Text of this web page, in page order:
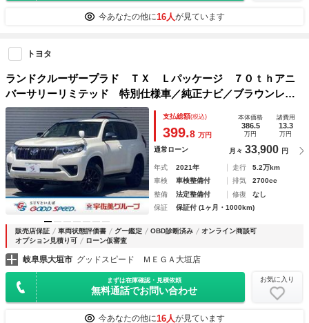
今あなたの他に16人が見ています
トヨタ
ランドクルーザープラド ＴＸ Ｌパッケージ ７０ｔｈアニ
バーサリーリミテッド 特別仕様車／純正ナビ／ブラウンレザ
ーシート／パワーシート／レーンキープ／ドライブレコーダー
／ビルトインＥＴＣ／シートヒーターベンチレーション／レー
ダークルーズコントロール／ルーフレール
支払総額(税込)
399.8 万円
本体価格
386.5
万円
諸費用
13.3
万円
通常ローン 月々 33,900 円
年式 2021年 走行
5.2万km
車検
車検整備付 排気
2700cc
整備
法定整備付 修復
なし
保証
保証付 (1ヶ月・1000km)
販売店保証 車両状態評価書 グー鑑定 OBD診断済み
オンライン商談可
オプション見積り可
ローン仮審査
岐阜県大垣市 グッドスピード ＭＥＧＡ大垣店
まずは在庫確認・見積依頼
無料通話でお問い合わせ
お気に入り
今あなたの他に16人が見ています